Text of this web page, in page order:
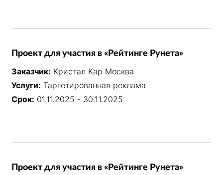
Проект для участия в «Рейтинге Рунета»
Заказчик: Кристал Кар Москва
Услуги: Таргетированная реклама
Срок: 01.11.2025 - 30.11.2025
Проект для участия в «Рейтинге Рунета»